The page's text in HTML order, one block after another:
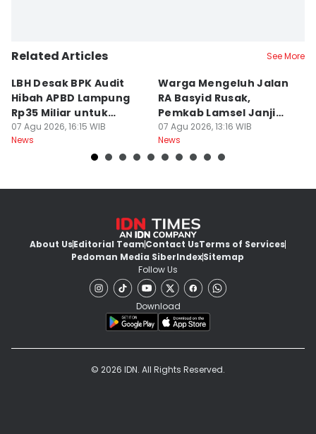
Related Articles See More
LBH Desak BPK Audit
Hibah APBD Lampung
Rp35 Miliar untuk
Kejaksaan
07 Agu 2026, 16:15 WIB
News
Warga Mengeluh Jalan
RA Basyid Rusak,
Pemkab Lamsel Janji
Segera Perbaiki
07 Agu 2026, 13:16 WIB
News
About UsEditorial TeamContact UsTerms of Services
Pedoman Media SiberIndexSitemap
Follow Us
Download
© 2026 IDN. All Rights Reserved.